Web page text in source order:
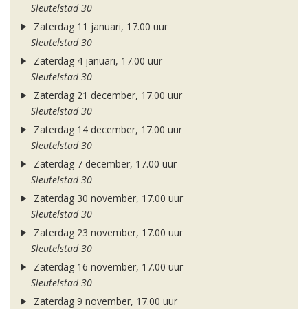
Sleutelstad 30
Zaterdag 11 januari, 17.00 uur
Sleutelstad 30
Zaterdag 4 januari, 17.00 uur
Sleutelstad 30
Zaterdag 21 december, 17.00 uur
Sleutelstad 30
Zaterdag 14 december, 17.00 uur
Sleutelstad 30
Zaterdag 7 december, 17.00 uur
Sleutelstad 30
Zaterdag 30 november, 17.00 uur
Sleutelstad 30
Zaterdag 23 november, 17.00 uur
Sleutelstad 30
Zaterdag 16 november, 17.00 uur
Sleutelstad 30
Zaterdag 9 november, 17.00 uur